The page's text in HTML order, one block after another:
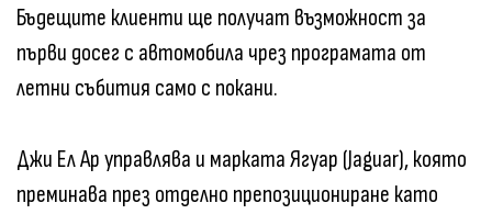
Бъдещите клиенти ще получат възможност за
първи досег с автомобила чрез програмата от
летни събития само с покани.
Джи Ел Ар управлява и марката Ягуар (Jaguar), която
преминава през отделно препозициониране като